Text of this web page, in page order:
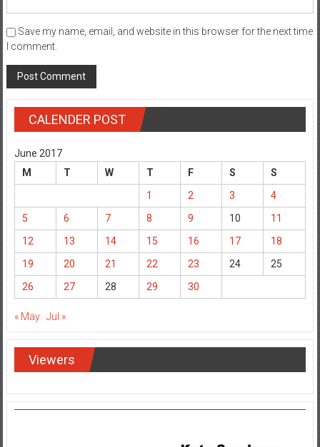
Save my name, email, and website in this browser for the next time
I comment.
CALENDER POST
June 2017
M
T W T F S
S
1
2 3
4
5
6 7 8 9 10
11
12
13 14 15 16 17
18
19
20 21 22 23 24
25
26
27 28 29 30
« May Jul »
Viewers